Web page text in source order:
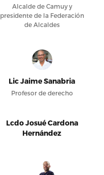
Alcalde de Camuy y
presidente de la Federación
de Alcaldes
Lic Jaime Sanabria
Profesor de derecho
Lcdo Josué Cardona
Hernández